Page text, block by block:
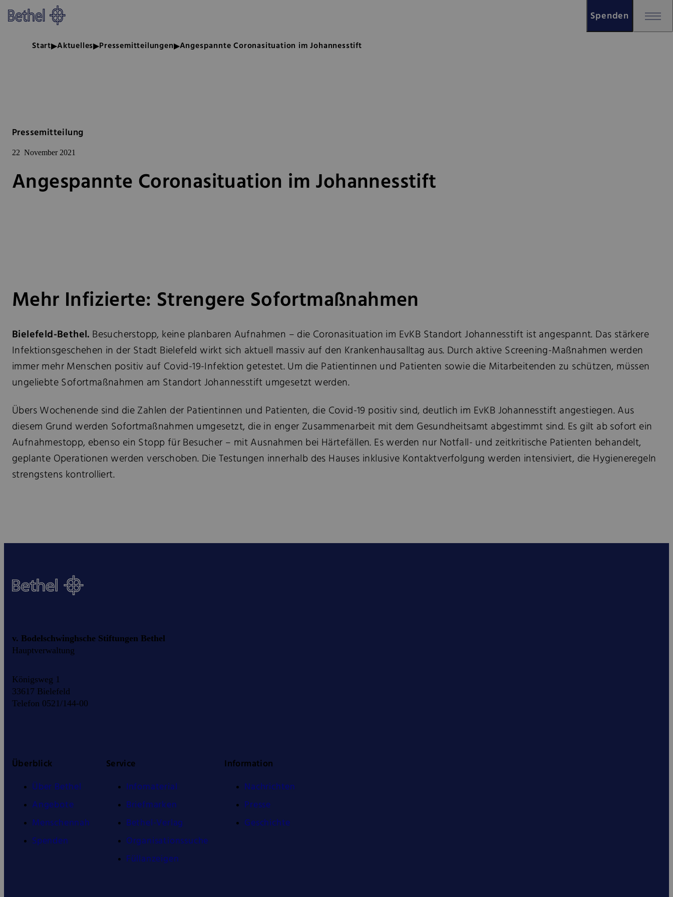
Zum Hauptinhalt springen
Zur Fußzeile springen
Spenden
Bethel - Angespannte Coronasituation im Johannesstift
Start Aktuelles Pressemitteilungen Angespannte Coronasituation im Johannesstift
Pressemitteilung
22 November 2021
Angespannte Coronasituation im Johannesstift
Mehr Infizierte: Strengere Sofortmaßnahmen
Bielefeld-Bethel. Besucherstopp, keine planbaren Aufnahmen – die Coronasituation im EvKB Standort Johannesstift ist angespannt. Das stärkere
Infektionsgeschehen in der Stadt Bielefeld wirkt sich aktuell massiv auf den Krankenhausalltag aus. Durch aktive Screening-Maßnahmen werden
immer mehr Menschen positiv auf Covid-19-Infektion getestet. Um die Patientinnen und Patienten sowie die Mitarbeitenden zu schützen, müssen
ungeliebte Sofortmaßnahmen am Standort Johannesstift umgesetzt werden.
Übers Wochenende sind die Zahlen der Patientinnen und Patienten, die Covid-19 positiv sind, deutlich im EvKB Johannesstift angestiegen. Aus
diesem Grund werden Sofortmaßnahmen umgesetzt, die in enger Zusammenarbeit mit dem Gesundheitsamt abgestimmt sind. Es gilt ab sofort ein
Aufnahmestopp, ebenso ein Stopp für Besucher – mit Ausnahmen bei Härtefällen. Es werden nur Notfall- und zeitkritische Patienten behandelt,
geplante Operationen werden verschoben. Die Testungen innerhalb des Hauses inklusive Kontaktverfolgung werden intensiviert, die Hygieneregeln
strengstens kontrolliert.
v. Bodelschwinghsche Stiftungen Bethel
Hauptverwaltung
Königsweg 1
33617 Bielefeld
Telefon 0521/144-00
Überblick
Über Bethel
Angebote
Menschennah
Spenden
Service
Infomaterial
Briefmarken
Bethel-Verlag
Organisationssuche
Füllanzeigen
Information
Nachrichten
Presse
Geschichte